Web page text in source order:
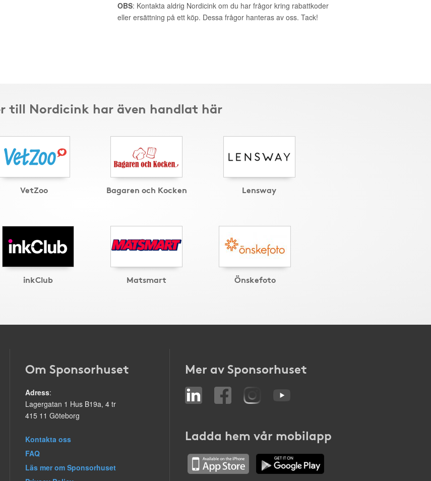
OBS: Kontakta aldrig Nordicink om du har frågor kring rabattkoder
eller ersättning på ett köp. Dessa frågor hanteras av oss. Tack!
till Nordicink har även handlat här
VetZoo Bagaren och Kocken Lensway
inkClub Matsmart Önskefoto
Om Sponsorhuset
Adress:
Lagergatan 1 Hus B19a, 4 tr
415 11 Göteborg
Kontakta oss
FAQ
Läs mer om Sponsorhuset
Mer av Sponsorhuset
Ladda hem vår mobilapp